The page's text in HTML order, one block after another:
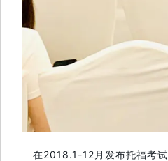
在2018.1-12月发布托福考